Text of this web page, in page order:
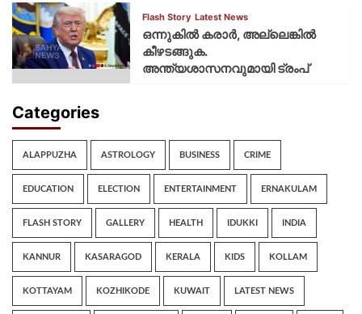
Flash Story Latest News
ഒന്നുകില്‍ കരാര്‍, അല്ലെങ്കില്‍
കീഴടങ്ങുക.
അന്ത്യശാസനവുമായി ട്രംപ്
Categories
ALAPPUZHA ASTROLOGY BUSINESS CRIME
EDUCATION ELECTION ENTERTAINMENT ERNAKULAM
FLASH STORY GALLERY HEALTH IDUKKI INDIA
KANNUR KASARAGOD KERALA KIDS KOLLAM
KOTTAYAM KOZHIKODE KUWAIT LATEST NEWS